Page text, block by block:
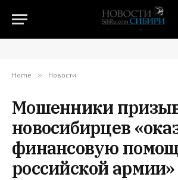
Home » Новости
Мошенники
новосибирцев
финансовую
российской армии»